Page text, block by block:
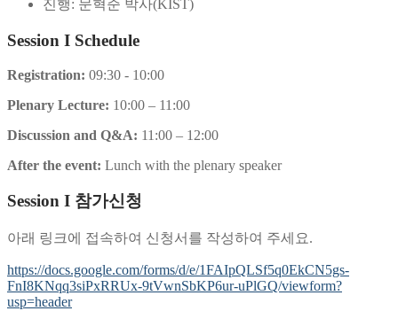
진행: 문혁준 박사(KIST)
Session I Schedule
Registration: 09:30 - 10:00
Plenary Lecture: 10:00 – 11:00
Discussion and Q&A: 11:00 – 12:00
After the event: Lunch with the plenary speaker
Session I 참가신청
아래 링크에 접속하여 신청서를 작성하여 주세요.
https://docs.google.com/forms/d/e/1FAIpQLSf5q0EkCN5gs-
FnI8KNqq3siPxRRUx-9tVwnSbKP6ur-uPlGQ/viewform?
usp=header